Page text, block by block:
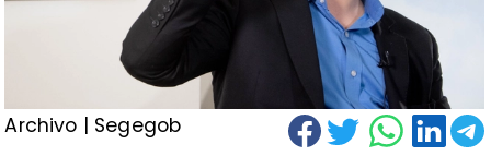
Archivo | Segegob